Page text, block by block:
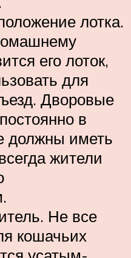
лотка.
его лоток,
для
Дворовые
в
должны иметь
жители
Не все
кошачьих